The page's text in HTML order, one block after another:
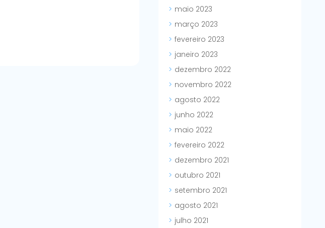
maio 2023
março 2023
fevereiro 2023
janeiro 2023
dezembro 2022
novembro 2022
agosto 2022
junho 2022
maio 2022
fevereiro 2022
dezembro 2021
outubro 2021
setembro 2021
agosto 2021
julho 2021